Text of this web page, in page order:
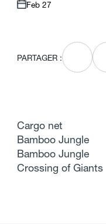
Feb 27
PARTAGER :
Cargo net
Bamboo Jungle
Bamboo Jungle
Crossing of Giants